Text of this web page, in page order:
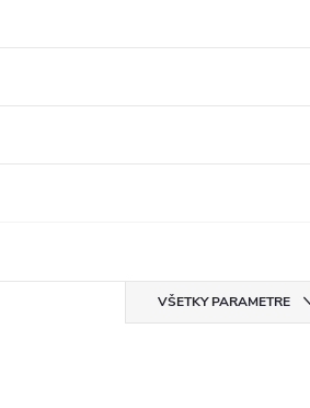
VŠETKY PARAMETRE